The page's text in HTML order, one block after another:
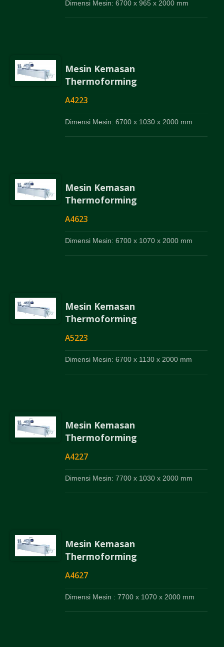
Dimensi Mesin: 6700 x 965 x 2000 mm
Mesin Kemasan
Thermoforming
A4223
Dimensi Mesin: 6700 x 1030 x 2000 mm
Mesin Kemasan
Thermoforming
A4623
Dimensi Mesin: 6700 x 1070 x 2000 mm
Mesin Kemasan
Thermoforming
A5223
Dimensi Mesin: 6700 x 1130 x 2000 mm
Mesin Kemasan
Thermoforming
A4227
Dimensi Mesin: 7700 x 1030 x 2000 mm
Mesin Kemasan
Thermoforming
A4627
Dimensi Mesin : 7700 x 1070 x 2000 mm